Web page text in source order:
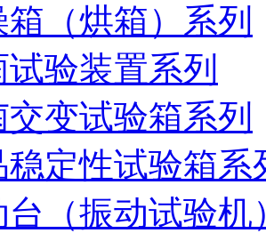
（烘箱）系列
验装置系列
交变试验箱系列
稳定性试验箱系
台（振动试验机